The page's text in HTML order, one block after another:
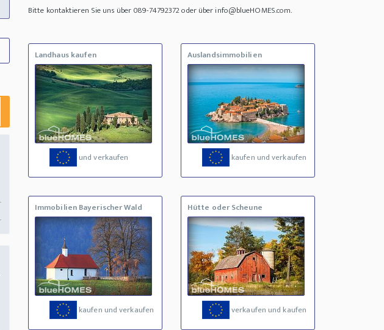
Bitte kontaktieren Sie uns über 089-74792372 oder über info@blueHOMES.com.
Landhaus kaufen
und verkaufen
Auslandsimmobilien
kaufen und verkaufen
Immobilien Bayerischer Wald
kaufen und verkaufen
Hütte oder Scheune
verkaufen und kaufen